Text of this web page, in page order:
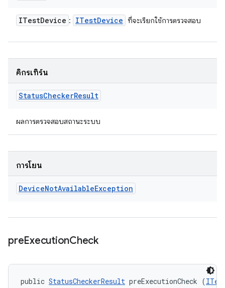
ITestDevice : ITestDevice ที่จะเรียกใช้การตรวจสอบ
คิกรีเทิร์น
StatusCheckerResult
ผลการตรวจสอบสถานะระบบ
การโยน
DeviceNotAvailableException
preExecutionCheck
public StatusCheckerResult preExecutionCheck (